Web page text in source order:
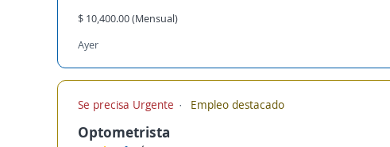
$ 10,400.00 (Mensual)
Ayer
Se precisa Urgente Empleo destacado
Optometrista